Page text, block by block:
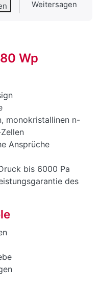
Weitersagen
Wp
monokristallinen n-
Ansprüche
bis 6000 Pa
des